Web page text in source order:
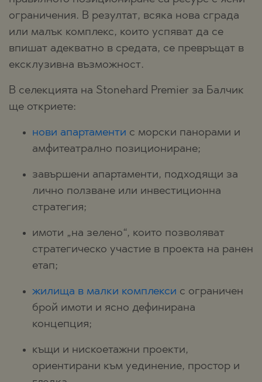
ограничения. В резултат, всяка нова сграда
или малък комплекс, които успяват да се
впишат адекватно в средата, се превръщат в
ексклузивна възможност.
В селекцията на Stonehard Premier за Балчик
ще откриете:
нови апартаменти с морски панорами и
амфитеатрално позициониране;
завършени апартаменти, подходящи за
лично ползване или инвестиционна
стратегия;
имоти „на зелено“, които позволяват
стратегическо участие в проекта на ранен
етап;
жилища в малки комплекси с ограничен
брой имоти и ясно дефинирана
концепция;
къщи и нискоетажни проекти,
ориентирани към уединение, простор и